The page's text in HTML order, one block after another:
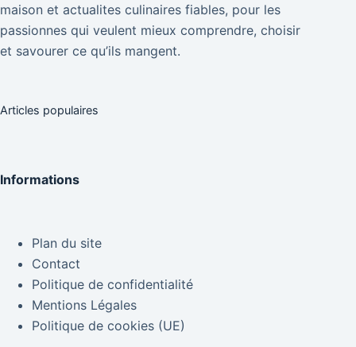
maison et actualites culinaires fiables, pour les
passionnes qui veulent mieux comprendre, choisir
et savourer ce qu’ils mangent.
Articles populaires
Informations
Plan du site
Contact
Politique de confidentialité
Mentions Légales
Politique de cookies (UE)